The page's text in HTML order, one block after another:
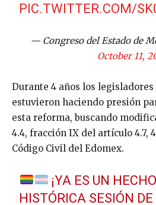
PIC.TWITTER.COM/
— Congreso del Estado de
October 11,
Durante 4 años los legisladores
estuvieron haciendo presión
esta reforma, buscando
4.4, fracción IX del artículo 4.7,
Código Civil del Edomex.
¡YA ES UN
HISTÓRICA SESIÓN